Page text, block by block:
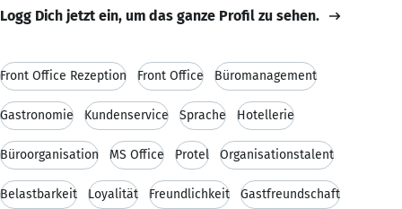
Logg Dich jetzt ein, um das ganze Profil zu sehen.
Front Office Rezeption Front Office Büromanagement
Gastronomie Kundenservice Sprache Hotellerie
Büroorganisation MS Office Protel Organisationstalent
Belastbarkeit Loyalität Freundlichkeit Gastfreundschaft